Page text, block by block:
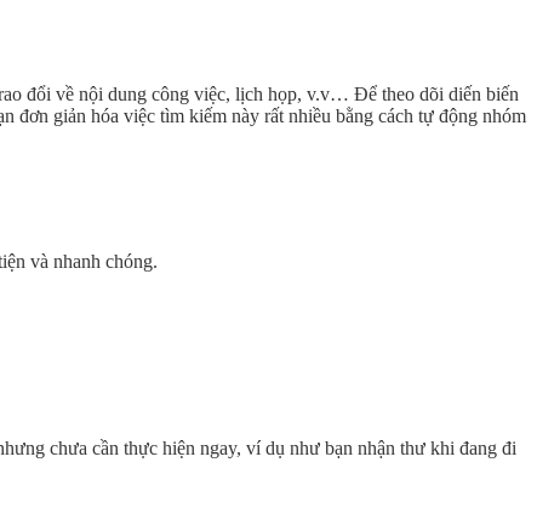
đổi về nội dung công việc, lịch họp, v.v… Để theo dõi diến biến
đơn giản hóa việc tìm kiếm này rất nhiều bằng cách tự động nhóm
và nhanh chóng.
chưa cần thực hiện ngay, ví dụ như bạn nhận thư khi đang đi